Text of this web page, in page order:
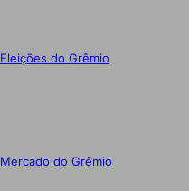
Eleições do Grêmio
Mercado do Grêmio